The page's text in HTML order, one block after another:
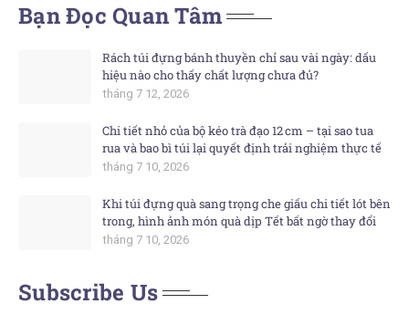
Bạn Đọc Quan Tâm
Rách túi đựng bánh thuyền chỉ sau vài ngày: dấu
hiệu nào cho thấy chất lượng chưa đủ?
tháng 7 12, 2026
Chi tiết nhỏ của bộ kéo trà đạo 12 cm – tại sao tua
rua và bao bì túi lại quyết định trải nghiệm thực tế
tháng 7 10, 2026
Khi túi đựng quà sang trọng che giấu chi tiết lót bên
trong, hình ảnh món quà dịp Tết bất ngờ thay đổi
tháng 7 10, 2026
Subscribe Us